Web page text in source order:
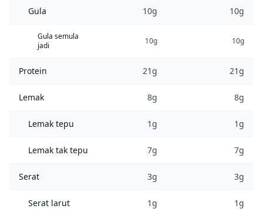
Gula 10g 10g
Gula semula
jadi
10g 10g
Protein 21g 21g
Lemak 8g 8g
Lemak tepu 1g 1g
Lemak tak tepu 7g 7g
Serat 3g 3g
Serat larut 1g 1g